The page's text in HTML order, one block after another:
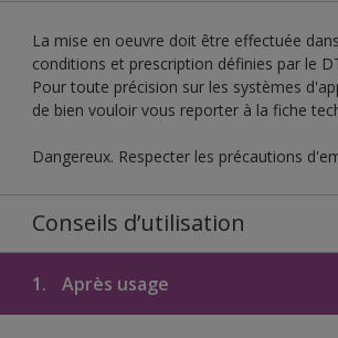
La mise en oeuvre doit être effectuée
conditions et prescription définies par le
Pour toute précision sur les systèmes
de bien vouloir vous reporter à la fiche
Dangereux. Respecter les précautions
Conseils d’utilisation
1. Après usage